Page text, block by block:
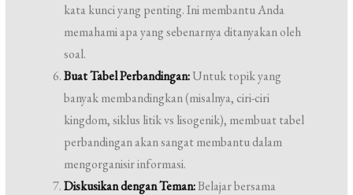
kata kunci yang penting. Ini membantu Anda
memahami apa yang sebenarnya ditanyakan oleh
soal.
Buat Tabel Perbandingan:Untuk topik yang
banyak membandingkan (misalnya, ciri-ciri
kingdom, siklus litik vs lisogenik), membuat tabel
perbandingan akan sangat membantu dalam
mengorganisir informasi.
Diskusikan dengan Teman:Belajar bersama